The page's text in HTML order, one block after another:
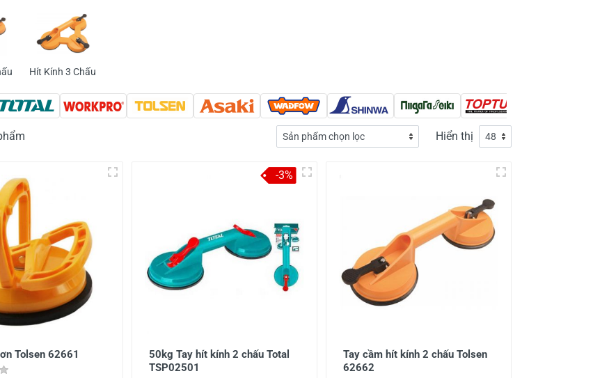
Hít Kính 3 Chấu
Hiển thị
Tolsen 62661
50kg Tay hít kính 2 chấu Total
TSP02501
-3%
Tay cầm hít kính 2 chấu Tolsen
62662